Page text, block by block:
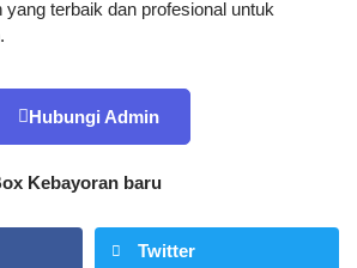
terbaik dan profesional untuk
Hubungi Admin
Kebayoran baru
Twitter